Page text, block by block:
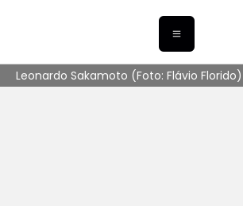
Leonardo Sakamoto (Foto: Flávio Florido)